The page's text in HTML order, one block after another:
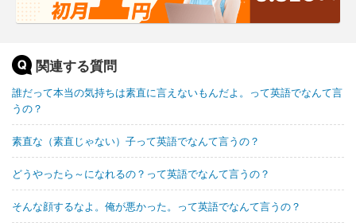
関連する質問
誰だって本当の気持ちは素直に言えないもんだよ。って英語でなんて言
うの？
素直な（素直じゃない）子って英語でなんて言うの？
どうやったら～になれるの？って英語でなんて言うの？
そんな顔するなよ。俺が悪かった。って英語でなんて言うの？